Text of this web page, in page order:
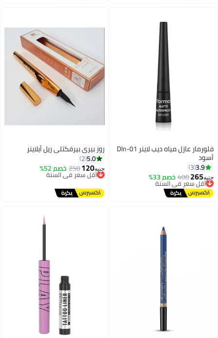
فلورمار عازل مياه ديب لاينر Dln-01
أسود
3.9
3
جنيه265
400 خصم 33%
أقل سعر في السنة
توصيل مجاني
أقل سعر في السنة
روز بيري بيرفكتلي ريل أيلاينر
5.0
2
جنيه120
250 خصم 52%
أقل سعر في السنة
توصيل مجاني